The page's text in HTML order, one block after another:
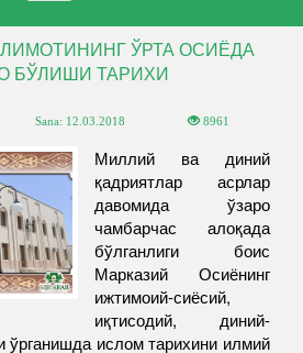
navigation
ЎРТА ОСИЁДА
БЎЛИШИ ТАРИХИ
Sana: 12.03.2018 8961
Миллий ва диний
қадриятлар асрлар
давомида ўзаро
чамбарчас алоқада
бўлганлиги боис
Марказий Осиёнинг
ижтимоий-сиёсий,
иқтисодий, диний-
ўрганишда ислом тарихини илмий